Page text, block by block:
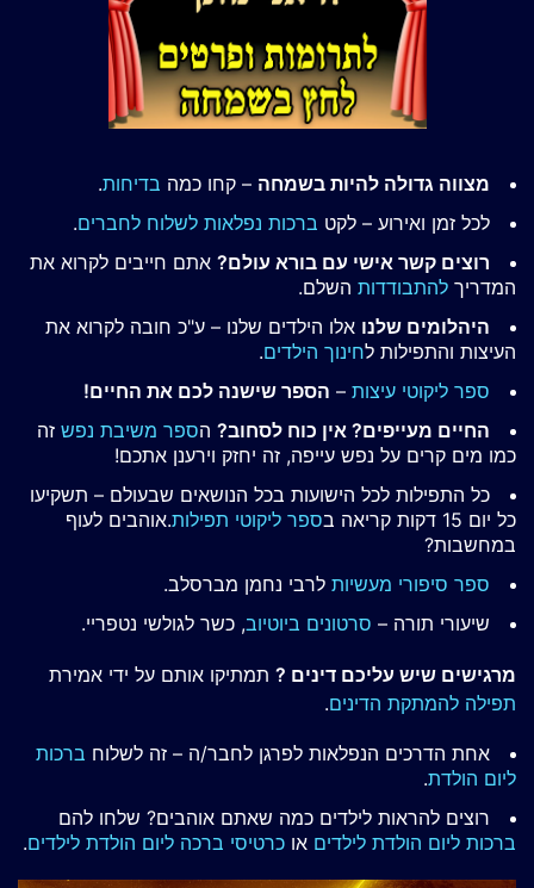
מצווה גדולה להיות בשמחה – קחו כמה בדיחות.
לכל זמן ואירוע – לקט ברכות נפלאות לשלוח לחברים.
רוצים קשר אישי עם בורא עולם? אתם חייבים לקרוא את
המדריך להתבודדות השלם.
היהלומים שלנו אלו הילדים שלנו – ע"כ חובה לקרוא את
העיצות והתפילות לחינוך הילדים.
ספר ליקוטי עיצות – הספר שישנה לכם את החיים!
החיים מעייפים? אין כוח לסחוב? הספר משיבת נפש זה
כמו מים קרים על נפש עייפה, זה יחזק וירענן אתכם!
כל התפילות לכל הישועות בכל הנושאים שבעולם – תשקיעו
כל יום 15 דקות קריאה ב
ספר ליקוטי תפילות.אוהבים לעוף
במחשבות?
ספר סיפורי מעשיות לרבי נחמן מברסלב.
שיעורי תורה – סרטונים ביוטיוב, כשר לגולשי נטפריי.
מרגישים שיש עליכם דינים ? תמתיקו אותם על ידי אמירת
תפילה להמתקת הדינים.
אחת הדרכים הנפלאות לפרגן לחבר/ה – זה לשלוח ברכות
ליום הולדת.
רוצים להראות לילדים כמה שאתם אוהבים? שלחו להם
ברכות ליום הולדת לילדים או כרטיסי ברכה ליום הולדת לילדים.